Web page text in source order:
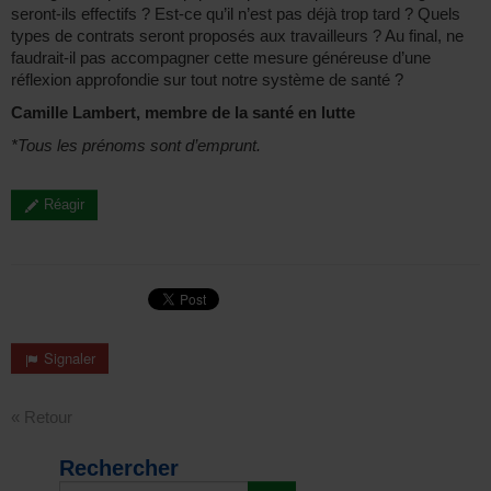
seront-ils effectifs ? Est-ce qu’il n’est pas déjà trop tard ? Quels
types de contrats seront proposés aux travailleurs ? Au final, ne
faudrait-il pas accompagner cette mesure généreuse d’une
réflexion approfondie sur tout notre système de santé ?
Camille Lambert, membre de la santé en lutte
*Tous les prénoms sont d’emprunt.
Réagir
Signaler
« Retour
Rechercher